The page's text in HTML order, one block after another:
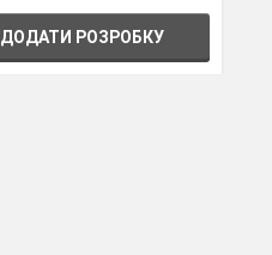
ДОДАТИ РОЗРОБКУ